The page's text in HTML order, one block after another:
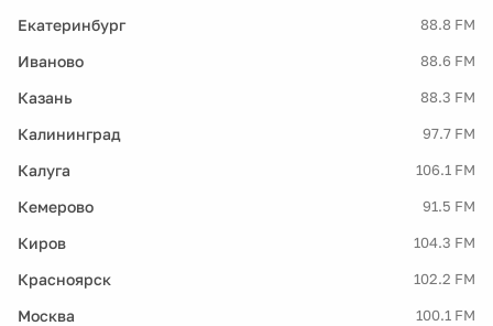
Екатеринбург 88.8 FM
Иваново 88.6 FM
Казань 88.3 FM
Калининград 97.7 FM
Калуга 106.1 FM
Кемерово 91.5 FM
Киров 104.3 FM
Красноярск 102.2 FM
Москва 100.1 FM